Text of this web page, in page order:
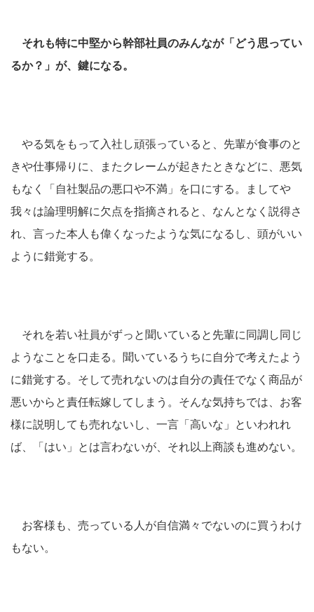
それも特に中堅から幹部社員のみんなが「どう思ってい
るか？」が、鍵になる。
やる気をもって入社し頑張っていると、先輩が食事のと
きや仕事帰りに、またクレームが起きたときなどに、悪気
もなく「自社製品の悪口や不満」を口にする。ましてや
我々は論理明解に欠点を指摘されると、なんとなく説得さ
れ、言った本人も偉くなったような気になるし、頭がいい
ように錯覚する。
それを若い社員がずっと聞いていると先輩に同調し同じ
ようなことを口走る。聞いているうちに自分で考えたよう
に錯覚する。そして売れないのは自分の責任でなく商品が
悪いからと責任転嫁してしまう。そんな気持ちでは、お客
様に説明しても売れないし、一言「高いな」といわれれ
ば、「はい」とは言わないが、それ以上商談も進めない。
お客様も、売っている人が自信満々でないのに買うわけ
もない。